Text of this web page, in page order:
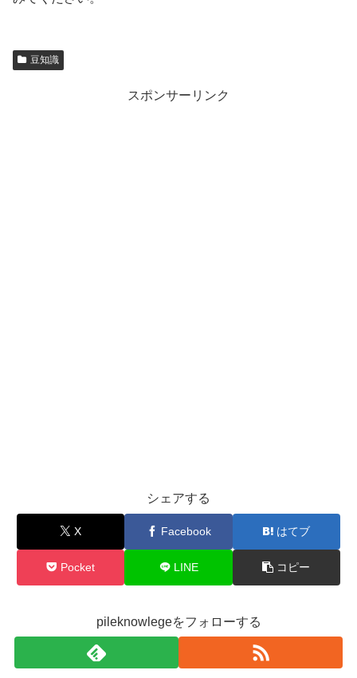
豆知識
スポンサーリンク
シェアする
X Facebook はてブ
Pocket LINE コピー
pileknowlegeをフォローする